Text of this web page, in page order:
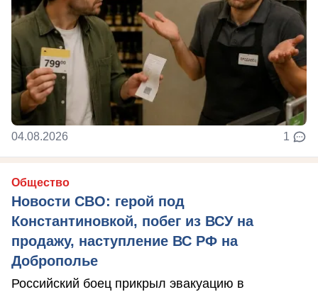
04.08.2026 1
Общество
Новости СВО: герой под
Константиновкой, побег из ВСУ на
продажу, наступление ВС РФ на
Доброполье
Российский боец прикрыл эвакуацию в